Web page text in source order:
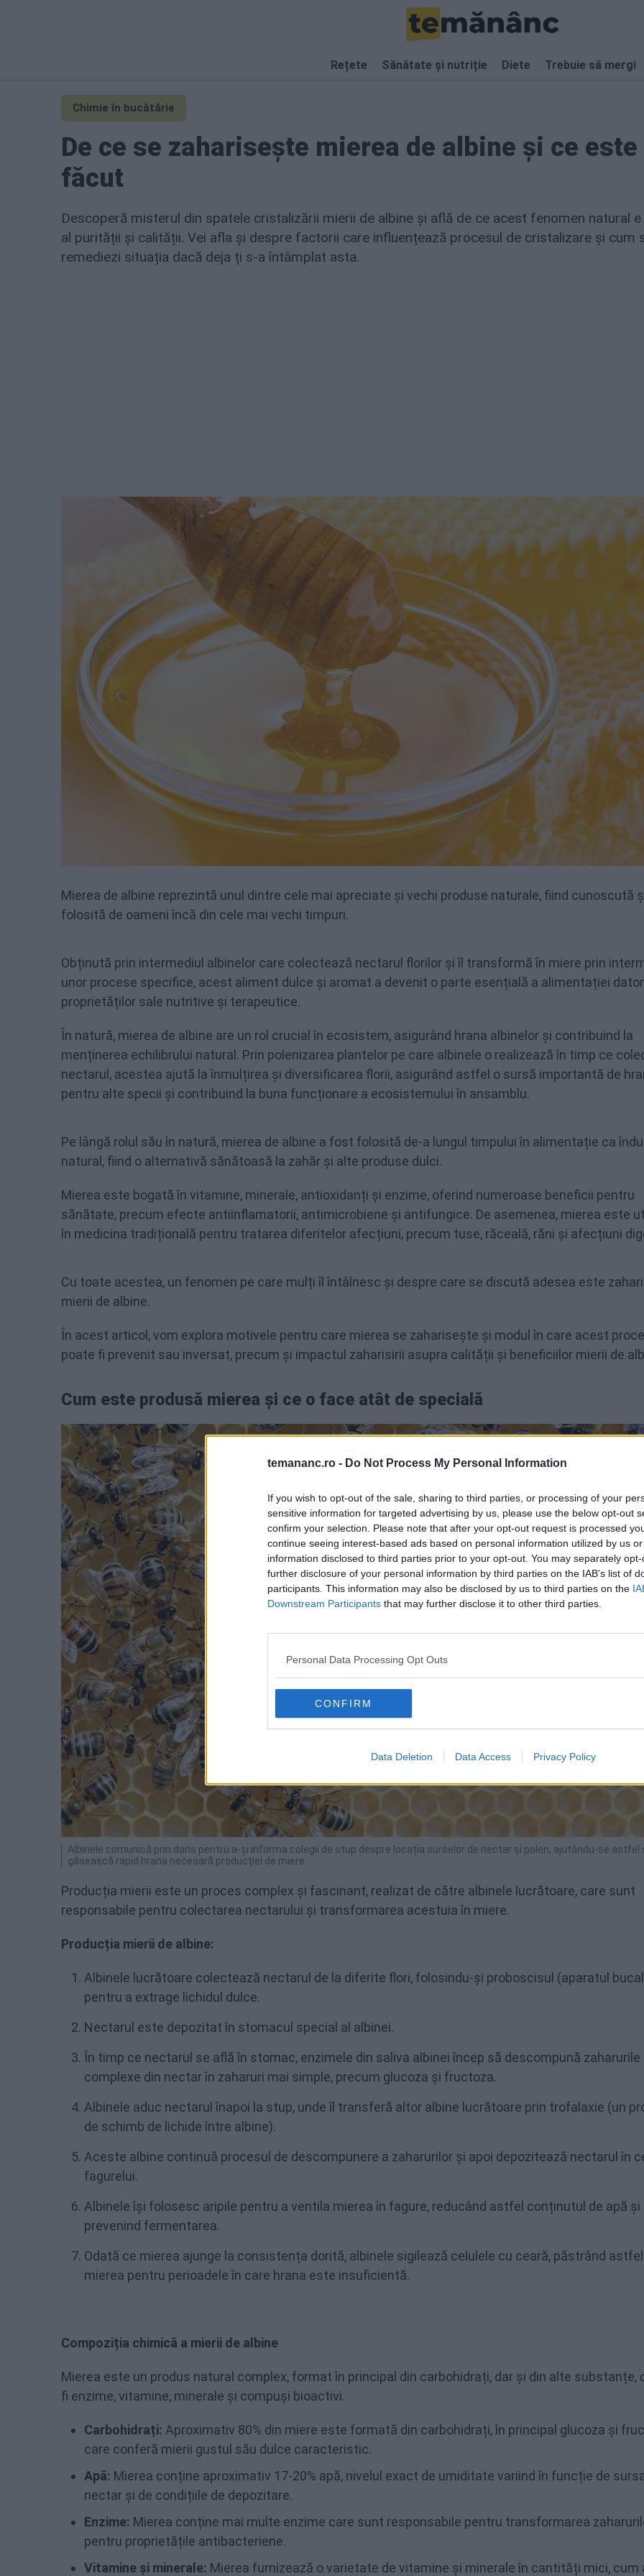
temananc.ro - Do Not Process My Personal Information
If you wish to opt-out of the sale, sharing to third parties, or processing of your
sensitive information for targeted advertising by us, please use the below opt-out
confirm your selection. Please note that after your opt-out request is processed
continue seeing interest-based ads based on personal information utilized by us
information disclosed to third parties prior to your opt-out. You may separately
further disclosure of your personal information by third parties on the IAB’s list of
participants. This information may also be disclosed by us to third parties on the
Downstream Participants that may further disclose it to other third parties.
Personal Data Processing Opt Outs
CONFIRM
Data Deletion Data Access Privacy Policy
Rețete Sănătate și nutriție Diete Trebuie să mergi
Chimie în bucătărie
De ce se zaharisește mierea de albine și ce este
făcut
Descoperă misterul din spatele cristalizării mierii de albine și află de ce acest fenomen natural
al purității și calității. Vei afla și despre factorii care influențează procesul de cristalizare și cum
remediezi situația dacă deja ți s-a întâmplat asta.
Mierea de albine reprezintă unul dintre cele mai apreciate și vechi produse naturale, fiind cunoscută
folosită de oameni încă din cele mai vechi timpuri.
Obținută prin intermediul albinelor care colectează nectarul florilor și îl transformă în miere prin
unor procese specifice, acest aliment dulce și aromat a devenit o parte esențială a alimentației
proprietăților sale nutritive și terapeutice.
În natură, mierea de albine are un rol crucial în ecosistem, asigurând hrana albinelor și contribuind la
menținerea echilibrului natural. Prin polenizarea plantelor pe care albinele o realizează în timp ce
nectarul, acestea ajută la înmulțirea și diversificarea florii, asigurând astfel o sursă importantă de
pentru alte specii și contribuind la buna funcționare a ecosistemului în ansamblu.
Pe lângă rolul său în natură, mierea de albine a fost folosită de-a lungul timpului în alimentație ca
natural, fiind o alternativă sănătoasă la zahăr și alte produse dulci.
Mierea este bogată în vitamine, minerale, antioxidanți și enzime, oferind numeroase beneficii pentru
sănătate, precum efecte antiinflamatorii, antimicrobiene și antifungice. De asemenea, mierea este
în medicina tradițională pentru tratarea diferitelor afecțiuni, precum tuse, răceală, răni și afecțiuni
Cu toate acestea, un fenomen pe care mulți îl întâlnesc și despre care se discută adesea este
mierii de albine.
În acest articol, vom explora motivele pentru care mierea se zaharisește și modul în care acest
poate fi prevenit sau inversat, precum și impactul zaharisirii asupra calității și beneficiilor mierii de
Cum este produsă mierea și ce o face atât de specială
Albinele comunică prin dans pentru a-și informa colegii de stup despre locația surselor de nectar și polen, ajutându-se astfel
găsească rapid hrana necesară producției de miere.
Producția mierii este un proces complex și fascinant, realizat de către albinele lucrătoare, care sunt
responsabile pentru colectarea nectarului și transformarea acestuia în miere.
Producția mierii de albine:
Albinele lucrătoare colectează nectarul de la diferite flori, folosindu-și proboscisul (aparatul
pentru a extrage lichidul dulce.
Nectarul este depozitat în stomacul special al albinei.
În timp ce nectarul se află în stomac, enzimele din saliva albinei încep să descompună zaharurile
complexe din nectar în zaharuri mai simple, precum glucoza și fructoza.
Albinele aduc nectarul înapoi la stup, unde îl transferă altor albine lucrătoare prin trofalaxie (un
de schimb de lichide între albine).
Aceste albine continuă procesul de descompunere a zaharurilor și apoi depozitează nectarul în
fagurelui.
Albinele își folosesc aripile pentru a ventila mierea în fagure, reducând astfel conținutul de apă și
prevenind fermentarea.
Odată ce mierea ajunge la consistența dorită, albinele sigilează celulele cu ceară, păstrând astfel
mierea pentru perioadele în care hrana este insuficientă.
Compoziția chimică a mierii de albine
Mierea este un produs natural complex, format în principal din carbohidrați, dar și din alte substanțe,
fi enzime, vitamine, minerale și compuși bioactivi.
Carbohidrați: Aproximativ 80% din miere este formată din carbohidrați, în principal glucoza și
care conferă mierii gustul său dulce caracteristic.
Apă: Mierea conține aproximativ 17-20% apă, nivelul exact de umiditate variind în funcție de
nectar și de condițiile de depozitare.
Enzime: Mierea conține mai multe enzime care sunt responsabile pentru transformarea
pentru proprietățile antibacteriene.
Vitamine și minerale: Mierea furnizează o varietate de vitamine și minerale în cantități mici, cum